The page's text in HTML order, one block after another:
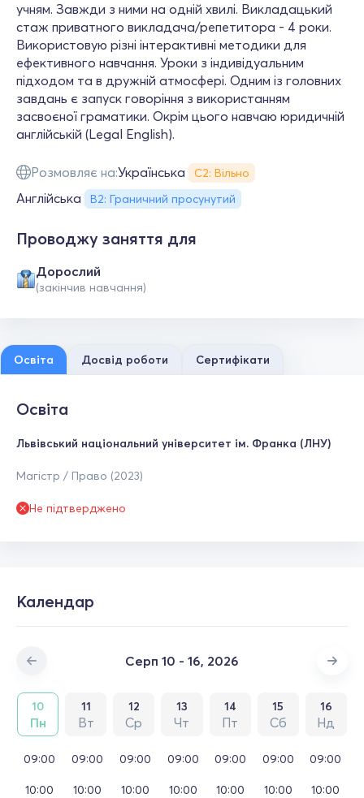
учням. Завжди з ними на одній хвилі. Викладацький
стаж приватного викладача/репетитора - 4 роки.
Використовую різні інтерактивні методики для
ефективного навчання. Уроки з індивідуальним
підходом та в дружній атмосфері. Одним із головних
завдань є запуск говоріння з використанням
засвоєної граматики. Окрім цього навчаю юридичній
англійській (Legal English).
Розмовляє на:Українська С2: Вільно
Англійська B2: Граничний просунутий
Проводжу заняття для
Дорослий
(закінчив навчання)
Освіта Досвід роботи Сертифікати
Освіта
Львівський національний університет ім. Франка (ЛНУ)
Магістр / Право (2023)
Не підтверджено
Календар
Серп 10 - 16, 2026
10
Пн
11
Вт
12
Ср
13
Чт
14
Пт
15
Сб
16
Нд
09:00
10:00
09:00
10:00
09:00
10:00
09:00
10:00
09:00
10:00
09:00
10:00
09:00
10:00